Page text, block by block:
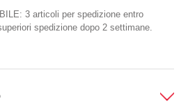
3 articoli per spedizione entro
spedizione dopo 2 settimane.